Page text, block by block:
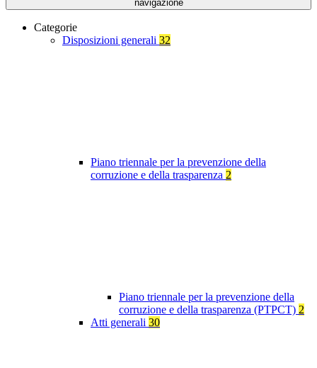
navigazione
Categorie
Disposizioni generali 32
Piano triennale per la prevenzione della
corruzione e della trasparenza 2
Piano triennale per la prevenzione della
corruzione e della trasparenza (PTPCT) 2
Atti generali 30